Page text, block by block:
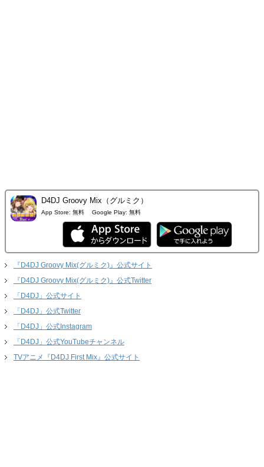
D4DJ Groovy Mix（グルミク）
App Store: 無料 Google Play: 無料
『D4DJ Groovy Mix(グルミク)』公式サイト
『D4DJ Groovy Mix(グルミク)』公式Twitter
「D4DJ」公式サイト
「D4DJ」公式Twitter
「D4DJ」公式Instagram
「D4DJ」公式YouTubeチャンネル
TVアニメ『D4DJ First Mix』公式サイト